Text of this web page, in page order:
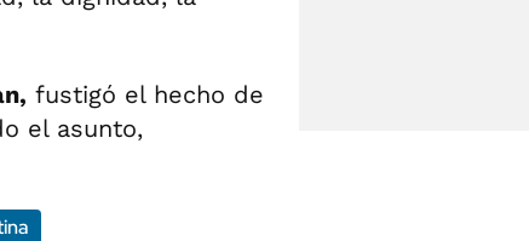
fustigó el hecho de
el asunto,